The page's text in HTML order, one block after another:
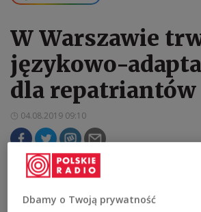
W Warszawie
językowo-
dla repatriantów
04.08.2019 09:10
Repatrianci, którzy w
językowo-adaptacyjnym
Dbamy o Twoją prywatność